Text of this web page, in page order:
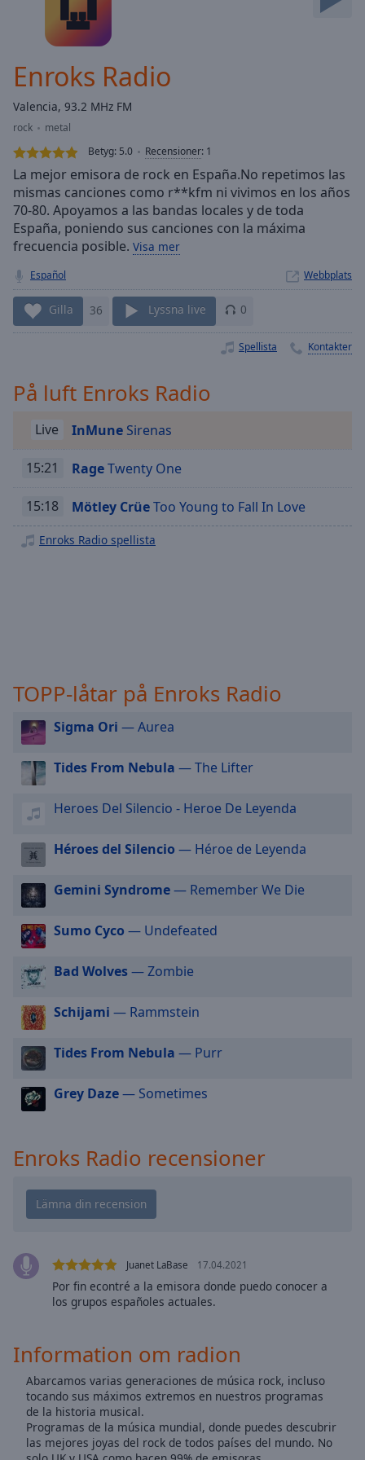
Current
Time 0:00
Duration-:-
Loaded :
0.00%
Stream
TypeLIVE
Seek to
live,
currently
behind
Remaining
Time-
Chapters
Descriptions
descriptions
selected
dialog
off
selected
Audio
Track
Picture-
Picture
Fullscreen
This
modal
window.
Beginning
dialog
window.
Escape
cancel
and
the
window.
Opacity
Color
Opacity
Caption
Enroks Radio
Valencia, 93.2 MHz FM
rock
metal
Betyg: 5.0 Recensioner: 1
La mejor emisora de rock en España.No repetimos las
mismas canciones como r**kfm ni vivimos en los años
70-80. Apoyamos a las bandas locales y de toda
España, poniendo sus canciones con la máxima
frecuencia posible. Visa mer
Español Webbplats
Gilla 36 Lyssna live 0
Spellista Kontakter
På luft Enroks Radio
Live InMune Sirenas
15:21 RageTwenty One
15:18 Mötley CrüeToo Young to Fall In Love
Enroks Radio spellista
TOPP-låtar på Enroks Radio
Sigma Ori — Aurea
Tides From Nebula — The Lifter
Heroes Del Silencio - Heroe De Leyenda
Héroes del Silencio — Héroe de Leyenda
Gemini Syndrome— Remember We Die
Sumo Cyco — Undefeated
Bad Wolves— Zombie
Schijami — Rammstein
Tides From Nebula — Purr
Grey Daze— Sometimes
Enroks Radio recensioner
Juanet LaBase 17.04.2021
Por fin econtré a la emisora donde puedo conocer a
los grupos españoles actuales.
Information om radion
Abarcamos varias generaciones de música rock, incluso
tocando sus máximos extremos en nuestros programas
de la historia musical.
Programas de la música mundial, donde puedes descubrir
las mejores joyas del rock de todos países del mundo. No